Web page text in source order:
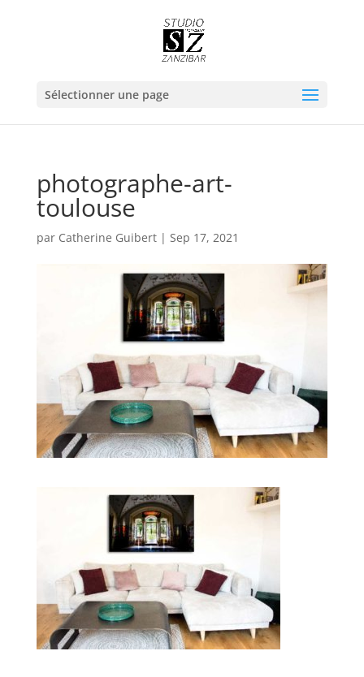
Sélectionner une page
photographe-art-
toulouse
par Catherine Guibert| Sep 17, 2021